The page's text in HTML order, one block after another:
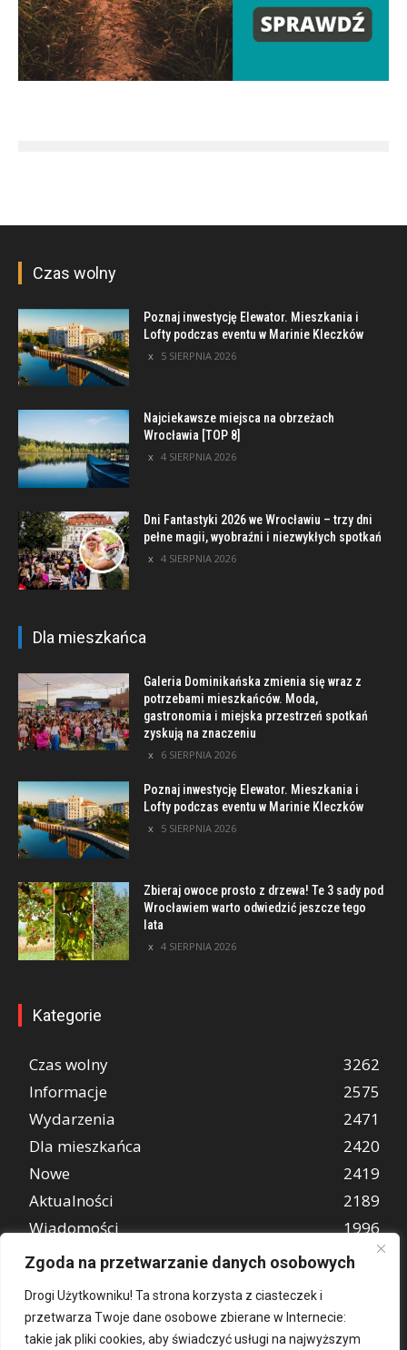
Zgoda na przetwarzanie danych osobowych
Drogi Użytkowniku! Ta strona korzysta z ciasteczek i
przetwarza Twoje dane osobowe zbierane w Internecie:
takie jak pliki cookies, aby świadczyć usługi na najwyższym
Czas wolny
Poznaj inwestycję Elewator. Mieszkania i
Lofty podczas eventu w Marinie Kleczków
5 SIERPNIA 2026
Najciekawsze miejsca na obrzeżach
Wrocławia [TOP 8]
4 SIERPNIA 2026
Dni Fantastyki 2026 we Wrocławiu – trzy dni
pełne magii, wyobraźni i niezwykłych spotkań
4 SIERPNIA 2026
Dla mieszkańca
Galeria Dominikańska zmienia się wraz z
potrzebami mieszkańców. Moda,
gastronomia i miejska przestrzeń spotkań
zyskują na znaczeniu
6 SIERPNIA 2026
Poznaj inwestycję Elewator. Mieszkania i
Lofty podczas eventu w Marinie Kleczków
5 SIERPNIA 2026
Zbieraj owoce prosto z drzewa! Te 3 sady pod
Wrocławiem warto odwiedzić jeszcze tego
lata
4 SIERPNIA 2026
Kategorie
Czas wolny
3262
Informacje
2575
Wydarzenia
2471
Dla mieszkańca
2420
Nowe
2419
Aktualności
2189
Wiadomości
1996
REKLAMA
848